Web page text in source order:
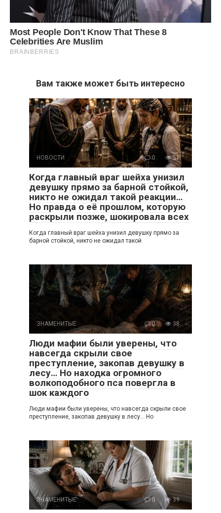
Вам также может быть интересно
НОВОСТИ 0 51
Когда главный враг шейха унизил
девушку прямо за барной стойкой,
никто не ожидал такой реакции…
Но правда о её прошлом, которую
раскрыли позже, шокировала всех
Когда главный враг шейха унизил девушку прямо за
барной стойкой, никто не ожидал такой
ЗНАМЕНИТЫЕ 0 38
Люди мафии были уверены, что
навсегда скрыли свое
преступление, закопав девушку в
лесу… Но находка огромного
волкоподобного пса повергла в
шок каждого
Люди мафии были уверены, что навсегда скрыли свое
преступление, закопав девушку в лесу… Но
ЗНАМЕНИТЫЕ 0 39